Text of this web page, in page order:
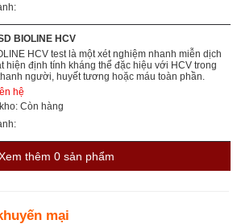
BIOLINE HCV
HCV test là một xét nghiệm nhanh miễn dịch
hiện định tính kháng thể đặc hiệu với HCV trong
người, huyết tương hoặc máu toàn phần.
hệ
Còn hàng
thêm 0 sản phẩm
mại